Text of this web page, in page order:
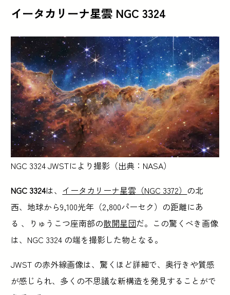
イータカリーナ星雲 NGC 3324
NGC 3324 JWSTにより撮影（出典：NASA）
NGC 3324は、 イータカリーナ星雲（NGC 3372） の北
西、地球から9,100光年（2,800パーセク）の距離にあ
る 、りゅうこつ座南部の散開星団だ。この驚くべき画像
は、NGC 3324 の端を撮影した物となる。
JWST の赤外線画像は、驚くほど詳細で、奥行きや質感
が感じられ、多くの不思議な新構造を発見することがで